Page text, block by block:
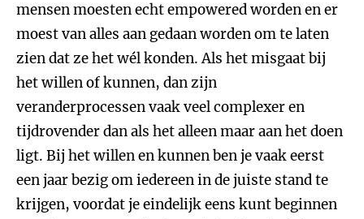
mensen moesten echt empowered worden en er
moest van alles aan gedaan worden om te laten
zien dat ze het wél konden. Als het misgaat bij
het willen of kunnen, dan zijn
veranderprocessen vaak veel complexer en
tijdrovender dan als het alleen maar aan het doen
ligt. Bij het willen en kunnen ben je vaak eerst
een jaar bezig om iedereen in de juiste stand te
krijgen, voordat je eindelijk eens kunt beginnen